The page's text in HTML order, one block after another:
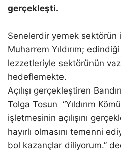
gerçekleşti.
Senelerdir yemek sektörün
Muharrem Yıldırım;
lezzetleriyle sektörünün
hedeflemekte.
Açılışı gerçekleştiren
Tolga Tosun “Yıldırım
işletmesinin açılışını
hayırlı olmasını temenni
bol kazançlar diliyorum.”